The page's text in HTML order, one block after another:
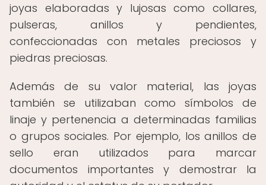
joyas elaboradas y lujosas como collares,
pulseras, anillos y pendientes,
confeccionadas con metales preciosos y
piedras preciosas.
Además de su valor material, las joyas
también se utilizaban como símbolos de
linaje y pertenencia a determinadas familias
o grupos sociales. Por ejemplo, los anillos de
sello eran utilizados para marcar
documentos importantes y demostrar la